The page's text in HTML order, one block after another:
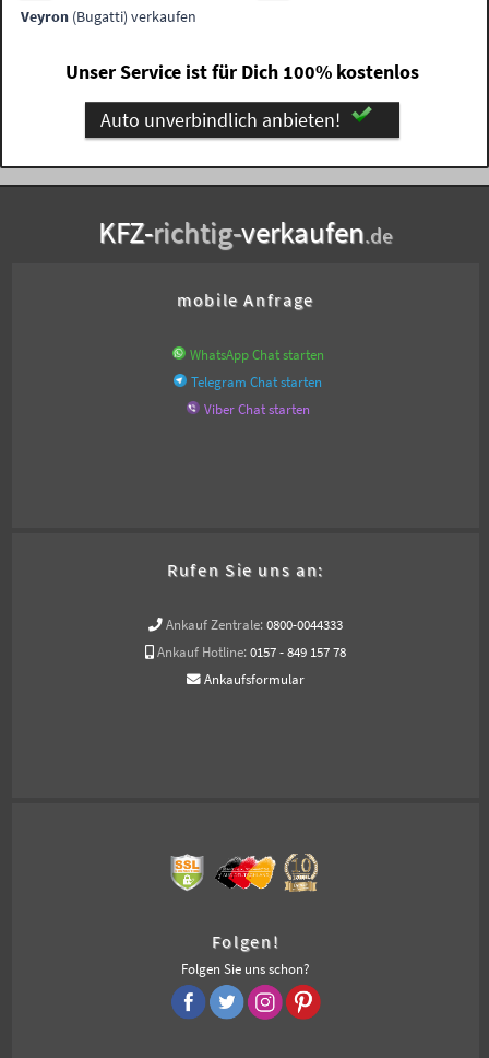
Veyron (Bugatti) verkaufen
Unser Service ist für Dich 100% kostenlos
Auto unverbindlich anbieten!
KFZ-richtig-verkaufen.de
mobile Anfrage
WhatsApp Chat starten
Telegram Chat starten
Viber Chat starten
Rufen Sie uns an:
Ankauf Zentrale: 0800-0044333
Ankauf Hotline: 0157 - 849 157 78
Ankaufsformular
Folgen!
Folgen Sie uns schon?